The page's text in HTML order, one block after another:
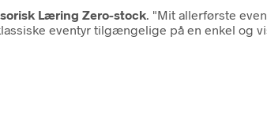
Læring Zero-stock . "Mit allerførste
eventyr tilgængelige på en enkel og